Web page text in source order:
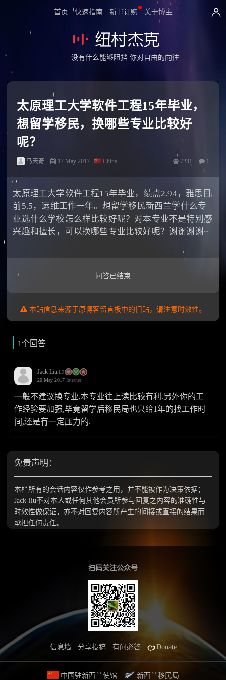
首页 快速指南 新书订购 关于博主
—— 没有什么能够阻挡 你对自由的向往
太原理工大学软件工程15年毕业，
想留学移民，换哪些专业比较好
呢？
马天奇 17 May 2017 China 7231 1
太原理工大学软件工程15年毕业，绩点2.94，雅思目
前5.5，运维工作一年。想留学移民新西兰学什么专
业选什么学校怎么样比较好呢？对本专业不是特别感
兴趣和擅长，可以换哪些专业比较好呢？谢谢谢谢~
问答已结束
本贴信息来源于原博客留言板中的旧贴，请注意时效性。
1个回答
Jack Liu L9
20 May 2017 Intranet
一般不建议换专业,本专业往上读比较有利.另外你的工
作经验要加强,毕竟留学后移民局也只给1年的找工作时
间,还是有一定压力的.
免责声明：
本栏所有的会话内容仅作参考之用，并不能被作为决策依据；
Jack-liu不对本人或任何其他会员所参与回复之内容的准确性与
时效性做保证，亦不对回复内容所产生的间接或直接的结果而
承担任何责任。
扫码关注公众号
信息墙 分享投稿 有问必答 Donate
中国驻新西兰使馆 新西兰移民局